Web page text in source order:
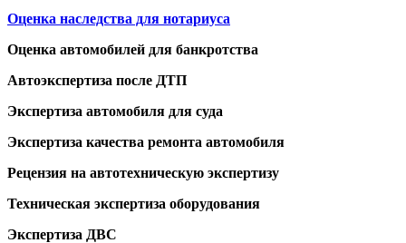
Оценка наследства для нотариуса
Оценка автомобилей для банкротства
Автоэкспертиза после ДТП
Экспертиза автомобиля для суда
Экспертиза качества ремонта автомобиля
Рецензия на автотехническую экспертизу
Техническая экспертиза оборудования
Экспертиза ДВС